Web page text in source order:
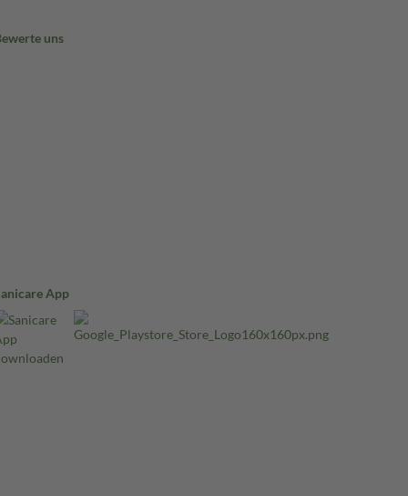
uns
App